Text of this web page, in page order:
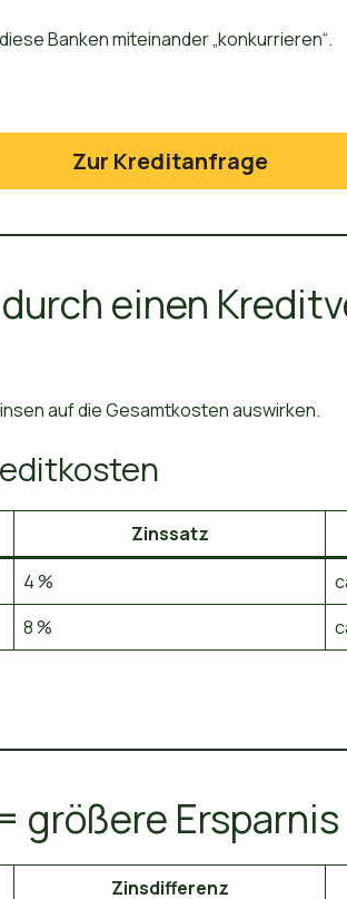
Banken miteinander „konkurrieren“.
Zur Kreditanfrage
einen
auf die Gesamtkosten auswirken.
Zinssatz
4 %
8 %
größere Ersparnis
Zinsdifferenz